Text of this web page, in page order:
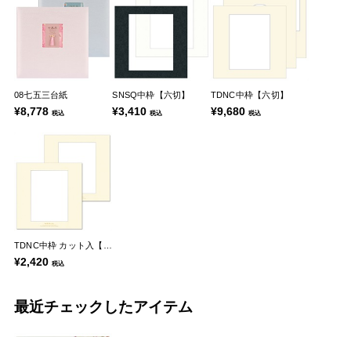
08七五三台紙
¥8,778 税込
SNSQ中枠【六切】
¥3,410税込
TDNC中枠【六切】
¥9,680 税込
¥2,420 税込
最近チェックしたアイテム